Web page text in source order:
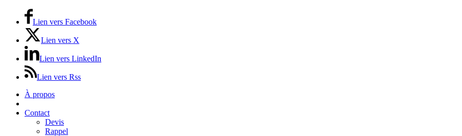
Lien vers Facebook
Lien vers X
Lien vers LinkedIn
Lien vers Rss
À propos
Contact
Devis
Rappel